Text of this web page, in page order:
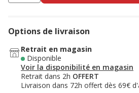
Options de livraison
Retrait en magasin
Disponible
Voir la disponibilité en magasin
Retrait dans 2h OFFERT
Livraison dans 72h offert dès 69€